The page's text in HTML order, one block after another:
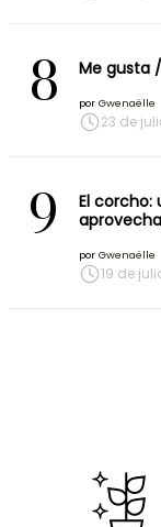
8 Me gusta
por Gwenaëlle
23 de
9
El
por Gwenaëlle
19 de